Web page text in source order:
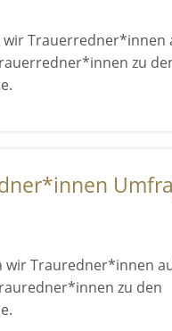
Trauerredner*innen
zu
wir Trauredner*innen
zu den